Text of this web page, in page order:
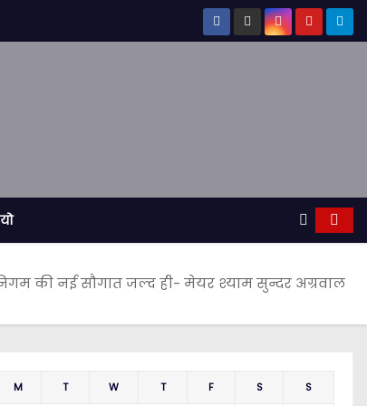
की नई सौगात जल्द ही- मेयर श्याम सुन्दर अग्रवाल
M T W T F S S